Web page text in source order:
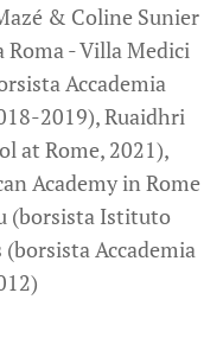
& Coline Sunier
Roma - Villa Medici
Accademia
2019), Ruaidhri
at Rome, 2021),
Academy in Rome
(borsista Istituto
Accademia